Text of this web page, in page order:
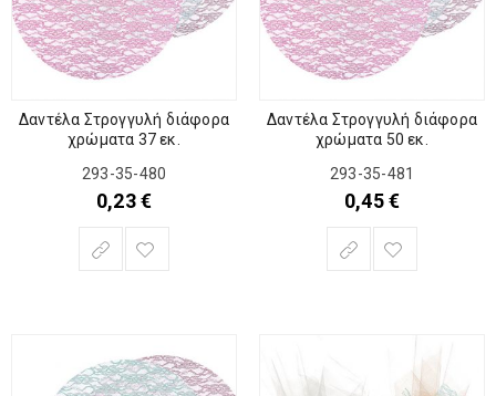
Δαντέλα Στρογγυλή διάφορα
χρώματα 37 εκ.
293-35-480
0,23€
Δαντέλα Στρογγυλή διάφορα
χρώματα 50 εκ.
293-35-481
0,45€